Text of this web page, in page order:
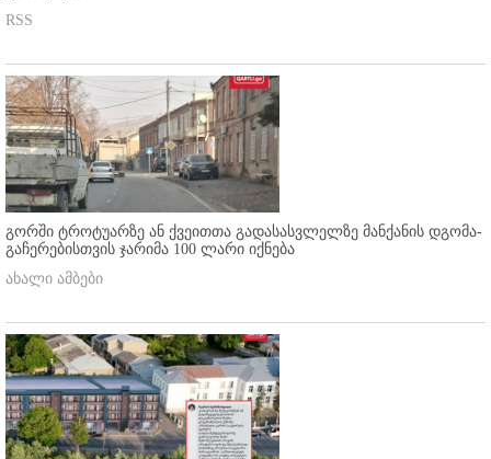
RSS
გორში ტროტუარზე ან ქვეითთა გადასასვლელზე მანქანის დგომა-
გაჩერებისთვის ჯარიმა 100 ლარი იქნება
ახალი ამბები